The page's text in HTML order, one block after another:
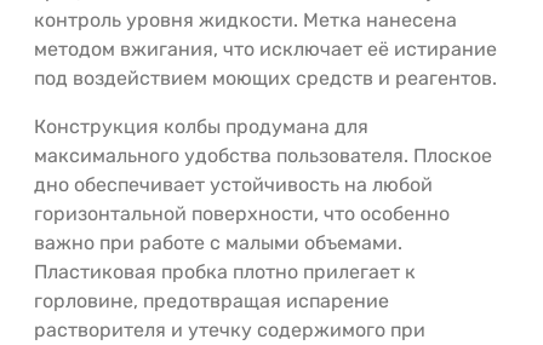
контроль уровня жидкости. Метка нанесена
методом вжигания, что исключает её истирание
под воздействием моющих средств и реагентов.
Конструкция колбы продумана для
максимального удобства пользователя. Плоское
дно обеспечивает устойчивость на любой
горизонтальной поверхности, что особенно
важно при работе с малыми объемами.
Пластиковая пробка плотно прилегает к
горловине, предотвращая испарение
растворителя и утечку содержимого при